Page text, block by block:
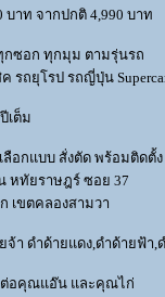
บาท จากปกติ 4,990 บาท
กซอก ทุกมุม ตามรุ่นรถ
รถยุโรป รถญี่ปุ่น
เต็ม
ลือกแบบ สั่งตัด พร้อมติดตั้ง
หทัยราษฎร์ ซอย 37
เขตคลองสามวา
ยจ้า ดำด้ายแดง,ดำด้ายฟ้
ต่อคุณแอ๊น และคุณไก่